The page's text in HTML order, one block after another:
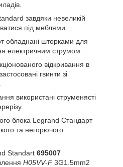
завдяки невеликій
під меблями.
обладнані шторками для
електричним струмом.
відкривання в
гвинти зі
використані струменясті
блока Legrand Стандарт
та негорючого
Standart 695007
H05VV-F 3G1.5mm2